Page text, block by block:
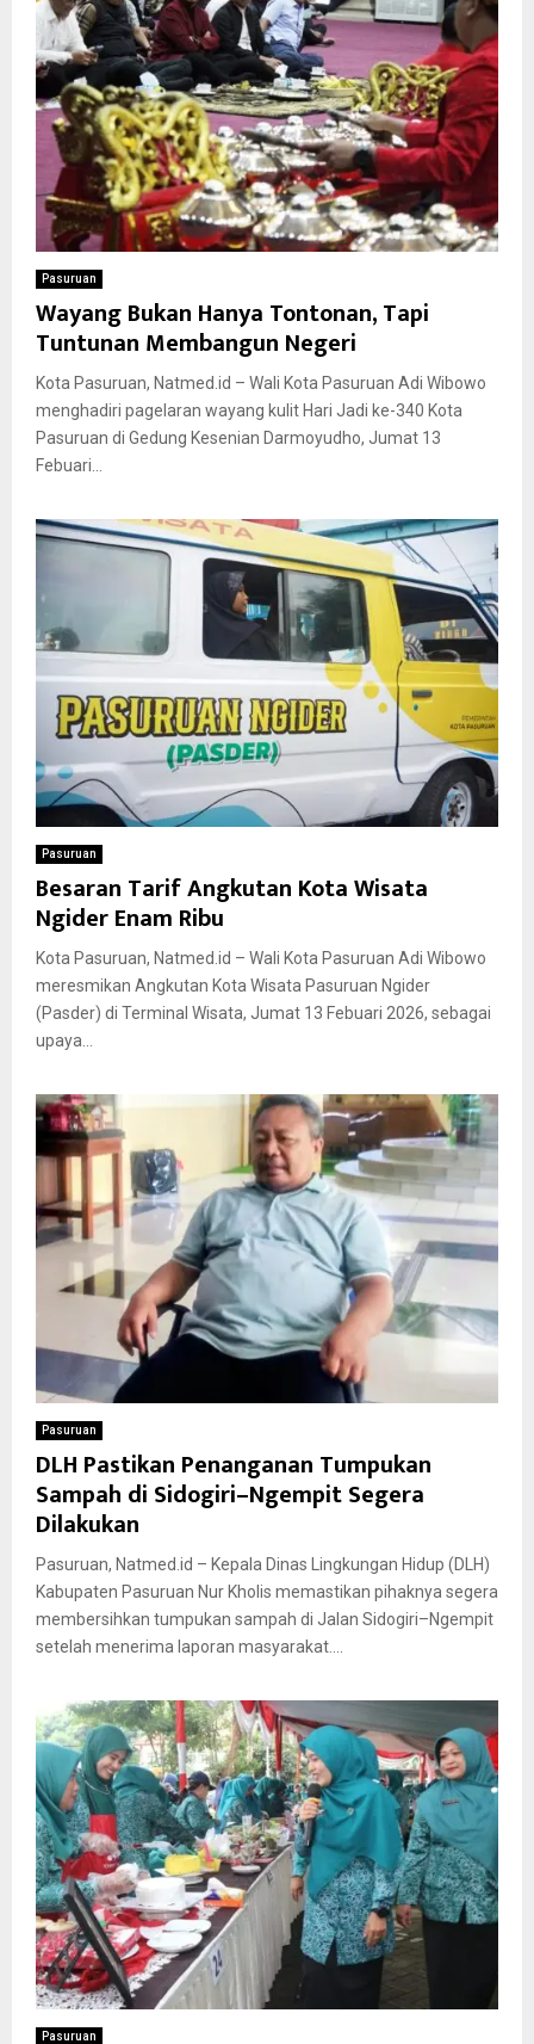
Pasuruan
Wayang Bukan Hanya Tontonan, Tapi
Tuntunan Membangun Negeri
Kota Pasuruan, Natmed.id – Wali Kota Pasuruan Adi Wibowo
menghadiri pagelaran wayang kulit Hari Jadi ke-340 Kota
Pasuruan di Gedung Kesenian Darmoyudho, Jumat 13
Febuari...
Pasuruan
Besaran Tarif Angkutan Kota Wisata
Ngider Enam Ribu
Kota Pasuruan, Natmed.id – Wali Kota Pasuruan Adi Wibowo
meresmikan Angkutan Kota Wisata Pasuruan Ngider
(Pasder) di Terminal Wisata, Jumat 13 Febuari 2026, sebagai
upaya...
Pasuruan
DLH Pastikan Penanganan Tumpukan
Sampah di Sidogiri–Ngempit Segera
Dilakukan
Pasuruan, Natmed.id – Kepala Dinas Lingkungan Hidup (DLH)
Kabupaten Pasuruan Nur Kholis memastikan pihaknya segera
membersihkan tumpukan sampah di Jalan Sidogiri–Ngempit
setelah menerima laporan masyarakat....
Pasuruan